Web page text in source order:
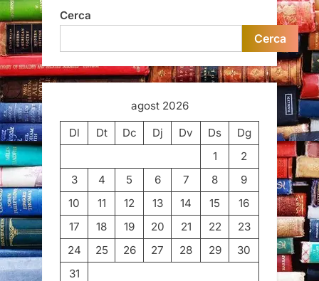
Cerca
Cerca
agost 2026
Dl
Dt Dc Dj Dv Ds
Dg
1
2
3
4 5 6 7 8
9
10
11 12 13 14 15
16
17
18 19 20 21 22
23
24
25 26 27 28 29
30
31